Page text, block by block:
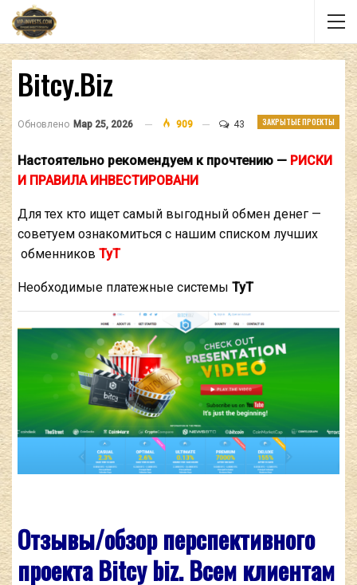
Bitcy.biz
ЗАКРЫТЫЕ ПРОЕКТЫ
Обновлено Мар 25, 2026 909 43
Настоятельно рекомендуем к прочтению — РИСКИ
И ПРАВИЛА ИНВЕСТИРОВАНИ
Для тех кто ищет самый выгодный обмен денег —
советуем ознакомиться с нашим списком лучших
обменников ТуТ
Необходимые платежные системы ТуТ
Отзывы/обзор перспективного
проекта Bitcy biz. Всем клиентам